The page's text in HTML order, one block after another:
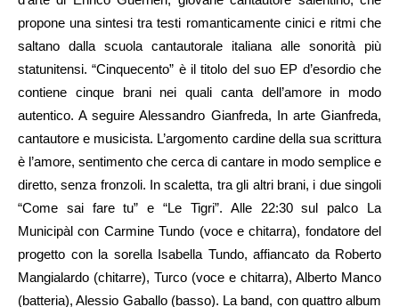
propone una sintesi tra testi romanticamente cinici e ritmi che
saltano dalla scuola cantautorale italiana alle sonorità più
statunitensi. “Cinquecento” è il titolo del suo EP d’esordio che
contiene cinque brani nei quali canta dell’amore in modo
autentico. A seguire Alessandro Gianfreda, In arte Gianfreda,
cantautore e musicista. L’argomento cardine della sua scrittura
è l’amore, sentimento che cerca di cantare in modo semplice e
diretto, senza fronzoli. In scaletta, tra gli altri brani, i due singoli
“Come sai fare tu” e “Le Tigri”. Alle 22:30 sul palco La
Municipàl con Carmine Tundo (voce e chitarra), fondatore del
progetto con la sorella Isabella Tundo, affiancato da Roberto
Mangialardo (chitarre), Turco (voce e chitarra), Alberto Manco
(batteria), Alessio Gaballo (basso). La band, con quattro album